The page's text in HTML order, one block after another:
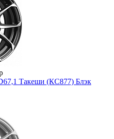
Такеши (КС877) Блэк